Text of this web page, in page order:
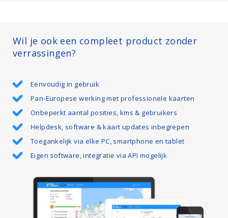
Wil je ook een compleet product zonder
verrassingen?
Eenvoudig in gebruik
Pan-Europese werking met professionele kaarten
Onbeperkt aantal posities, kms & gebruikers
Helpdesk, software & kaart updates inbegrepen
Toegankelijk via elke PC, smartphone en tablet
Eigen software, integratie via API mogelijk